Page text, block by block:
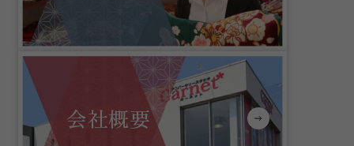
会社概要